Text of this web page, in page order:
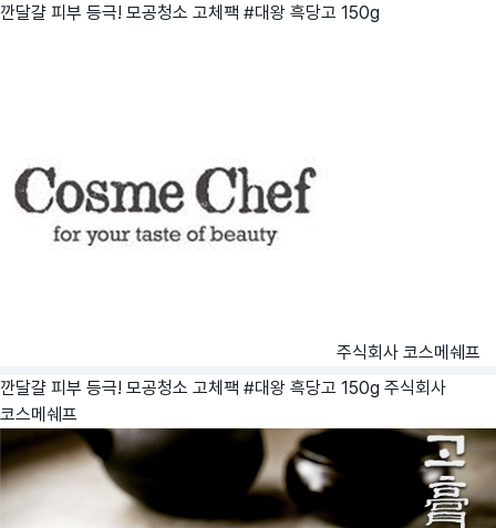
깐달걀 피부 등극! 모공청소 고체팩 #대왕 흑당고 150g
주식회사 코스메쉐프
깐달걀 피부 등극! 모공청소 고체팩 #대왕 흑당고 150g 주식회사
코스메쉐프